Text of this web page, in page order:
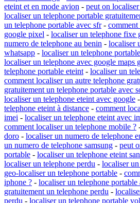
eteint et en mode avion - peut on
localiser un telephone portable
un telephone portable avec sfr- comment
google pixel - localiser un telephone fixe
numero de telephone au benin - localiser
whatsapp - localiser un telephone
localiser un telephone avec google maps
telephone portable eteint - localiser un
comment localiser un autre telephone
gratuitement un telephone portable avec
localiser un telephone eteint avec google -
telephone eteint à distance - comment
imei - localiser un telephone eteint avec
comment localiser un telephone mobile ?
doro - localiser un numero de telephone
un numero de telephone samsung - peut
portable - localiser un telephone eteint
localiser un telephone perdu - localiser
geo-localiser un telephone portable -
iphone ? - localiser un telephone portable
gratuitement un telephone perdu -
perdu - localiser un telephone portable